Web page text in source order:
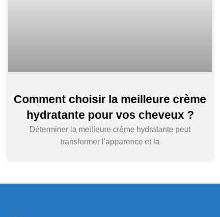
Comment choisir la meilleure crème
hydratante pour vos cheveux ?
Déterminer la meilleure crème hydratante peut
transformer l’apparence et la